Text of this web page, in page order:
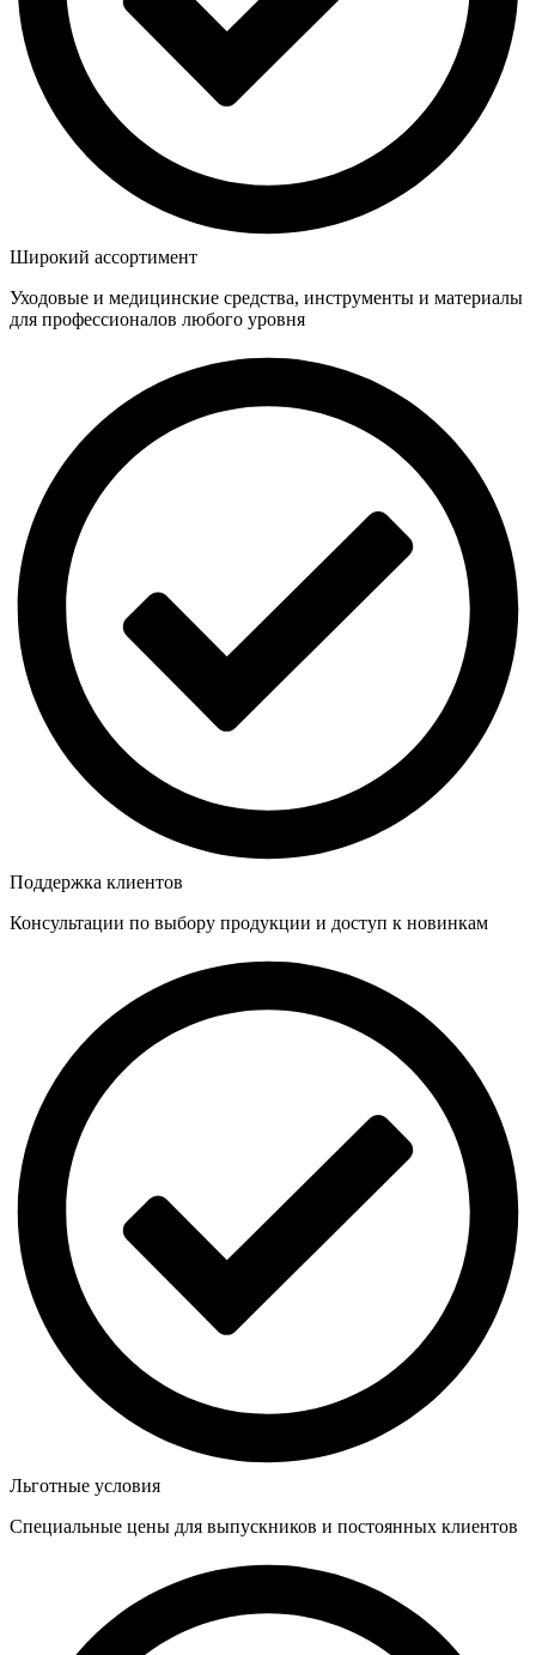
Широкий ассортимент
Уходовые и медицинские средства, инструменты и материалы
для профессионалов любого уровня
Поддержка клиентов
Консультации по выбору продукции и доступ к новинкам
Льготные условия
Специальные цены для выпускников и постоянных клиентов